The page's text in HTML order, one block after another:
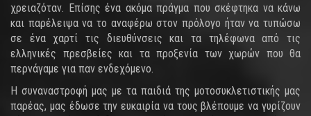
χρειαζόταν. Επίσης ένα ακόμα πράγμα που σκέφτηκα να κάνω
και παρέλειψα να το αναφέρω στον πρόλογο ήταν να τυπώσω
σε ένα χαρτί τις διευθύνσεις και τα τηλέφωνα από τις
ελληνικές πρεσβείες και τα προξενία των χωρών που θα
περνάγαμε για παν ενδεχόμενο.
Η συναναστροφή μας με τα παιδιά της μοτοσυκλετιστικής μας
παρέας, μας έδωσε την ευκαιρία να τους βλέπουμε να γυρίζουν